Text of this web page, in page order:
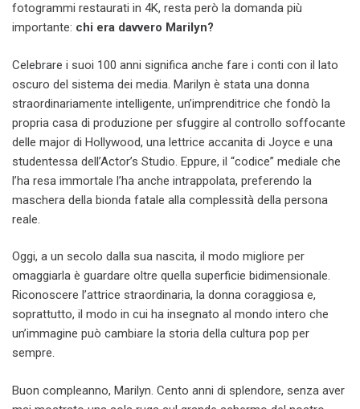
fotogrammi restaurati in 4K, resta però la domanda più
importante: chi era davvero Marilyn?
Celebrare i suoi 100 anni significa anche fare i conti con il lato
oscuro del sistema dei media. Marilyn è stata una donna
straordinariamente intelligente, un’imprenditrice che fondò la
propria casa di produzione per sfuggire al controllo soffocante
delle major di Hollywood, una lettrice accanita di Joyce e una
studentessa dell’Actor’s Studio. Eppure, il “codice” mediale che
l’ha resa immortale l’ha anche intrappolata, preferendo la
maschera della bionda fatale alla complessità della persona
reale.
Oggi, a un secolo dalla sua nascita, il modo migliore per
omaggiarla è guardare oltre quella superficie bidimensionale.
Riconoscere l’attrice straordinaria, la donna coraggiosa e,
soprattutto, il modo in cui ha insegnato al mondo intero che
un’immagine può cambiare la storia della cultura pop per
sempre.
Buon compleanno, Marilyn. Cento anni di splendore, senza aver